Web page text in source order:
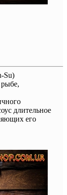
Su)
рыбе,
длительное
его